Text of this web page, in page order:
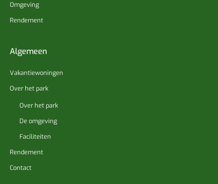
Omgeving
Rendement
Algemeen
Vakantiewoningen
Over het park
Over het park
De omgeving
Faciliteiten
Rendement
Contact